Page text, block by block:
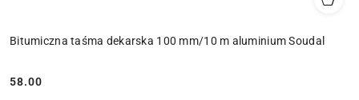
Bitumiczna taśma dekarska 100 mm/10 m aluminium Soudal
Cena:
58.00